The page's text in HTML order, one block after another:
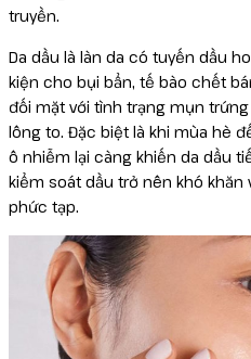
truyền.
Da dầu là làn da có tuyến dầu
kiện cho bụi bẩn, tế bào chết
đối mặt với tình trạng mụn
lông to. Đặc biệt là khi mùa hè
ô nhiễm lại càng khiến da dầu
kiểm soát dầu trở nên khó khăn
phức tạp.